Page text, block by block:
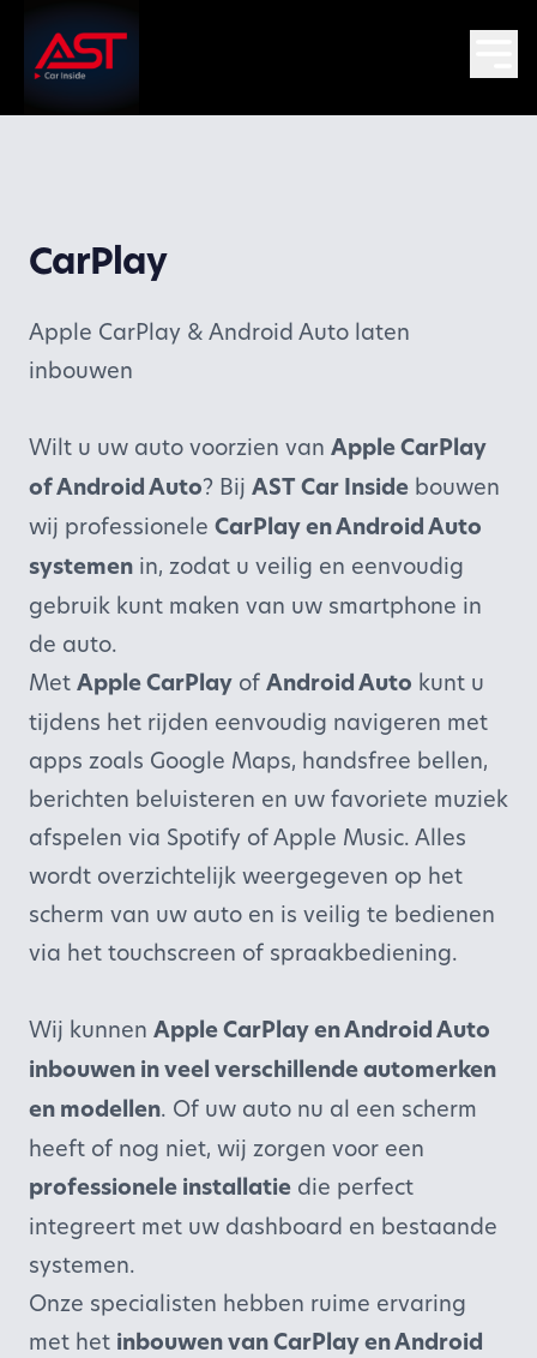
CarPlay
Apple CarPlay & Android Auto laten
inbouwen
Wilt u uw auto voorzien van Apple CarPlay
of Android Auto? Bij AST Car Inside bouwen
wij professionele CarPlay en Android Auto
systemen in, zodat u veilig en eenvoudig
gebruik kunt maken van uw smartphone in
de auto.
Met Apple CarPlay of Android Auto kunt u
tijdens het rijden eenvoudig navigeren met
apps zoals Google Maps, handsfree bellen,
berichten beluisteren en uw favoriete muziek
afspelen via Spotify of Apple Music. Alles
wordt overzichtelijk weergegeven op het
scherm van uw auto en is veilig te bedienen
via het touchscreen of spraakbediening.
Wij kunnen Apple CarPlay en Android Auto
inbouwen in veel verschillende automerken
en modellen. Of uw auto nu al een scherm
heeft of nog niet, wij zorgen voor een
professionele installatie die perfect
integreert met uw dashboard en bestaande
systemen.
Onze specialisten hebben ruime ervaring
met het inbouwen van CarPlay en Android